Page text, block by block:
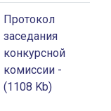
Протокол
заседания
конкурсной
комиссии -
(1108 Kb)